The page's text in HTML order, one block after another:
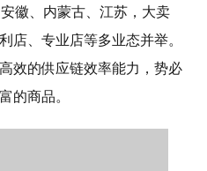
徽、内蒙古、江苏，大卖
店、专业店等多业态并举。
效的供应链效率能力，势必
的商品。